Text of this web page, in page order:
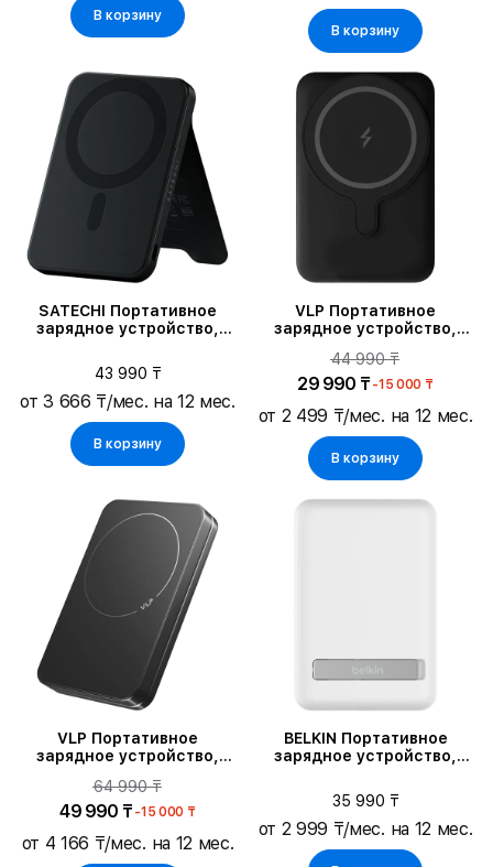
В корзину
В корзину
SATECHI Портативное
зарядное устройство,
43 990 ₸
от 3 666 ₸/мес. на 12 мес.
В корзину
VLP Портативное
зарядное устройство,
44 990 ₸
29 990 ₸ -15 000 ₸
от 2 499 ₸/мес. на 12 мес.
В корзину
VLP Портативное
зарядное устройство,
64 990 ₸
49 990 ₸ -15 000 ₸
от 4 166 ₸/мес. на 12 мес.
BELKIN Портативное
зарядное устройство,
35 990 ₸
от 2 999 ₸/мес. на 12 мес.